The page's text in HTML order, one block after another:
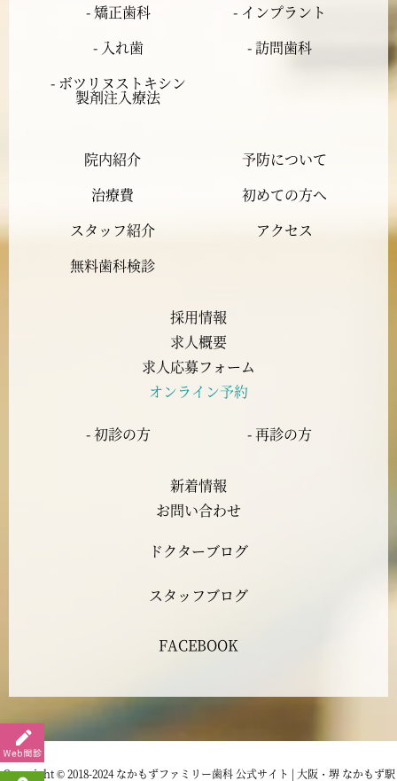
2024年2月
2023年11月
2023年8月
2023年7月
2023年4月
2023年3月
2023年2月
2023年1月
2022年12月
- 矯正歯科
- インプラント
- 入れ歯
- 訪問歯科
- ボツリヌストキシン
製剤注入療法
院内紹介
予防について
治療費
初めての方へ
スタッフ紹介
アクセス
無料歯科検診
採用情報
求人概要
求人応募フォーム
オンライン予約
- 初診の方 - 再診の方
新着情報
お問い合わせ
ドクターブログ
スタッフブログ
FACEBOOK
Copyright © 2018-2024 なかもずファミリー歯科 公式サイト | 大阪・堺 なかもず駅